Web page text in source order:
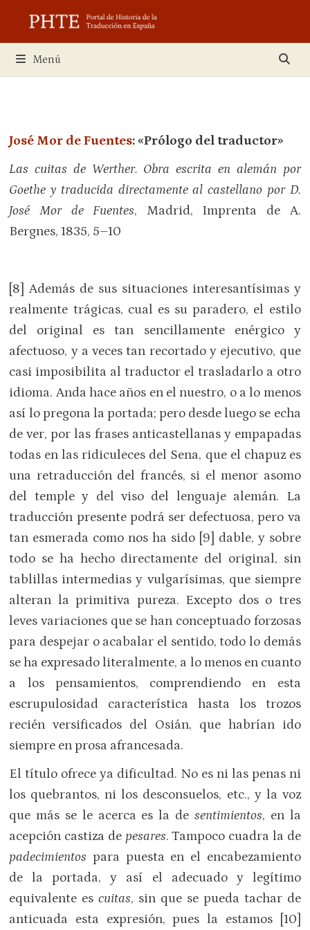
contenido
Menú
José Mor de Fuentes:«Prólogo del traductor»
Las cuitas de Werther. Obra escrita en alemán por
Goethe y traducida directamente al castellano por D.
José Mor de Fuentes, Madrid, Imprenta de A.
Bergnes, 1835, 5–10
[8] Además de sus situaciones interesantísimas y
realmente trágicas, cual es su paradero, el estilo
del original es tan sencillamente enérgico y
afectuoso, y a veces tan recortado y ejecutivo, que
casi imposibilita al traductor el trasladarlo a otro
idioma. Anda hace años en el nuestro, o a lo menos
así lo pregona la portada; pero desde luego se echa
de ver, por las frases anticastellanas y empapadas
todas en las ridiculeces del Sena, que el chapuz es
una retraducción del francés, si el menor asomo
del temple y del viso del lenguaje alemán. La
traducción presente podrá ser defectuosa, pero va
tan esmerada como nos ha sido [9] dable, y sobre
todo se ha hecho directamente del original, sin
tablillas intermedias y vulgarísimas, que siempre
alteran la primitiva pureza. Excepto dos o tres
leves variaciones que se han conceptuado forzosas
para despejar o acabalar el sentido, todo lo demás
se ha expresado literalmente, a lo menos en cuanto
a los pensamientos, comprendiendo en esta
escrupulosidad característica hasta los trozos
recién versificados del Osián, que habrían ido
siempre en prosa afrancesada.
El título ofrece ya dificultad. No es ni las penas ni
los quebrantos, ni los desconsuelos, etc., y la voz
que más se le acerca es la de sentimientos, en la
acepción castiza de pesares. Tampoco cuadra la de
padecimientos para puesta en el encabezamiento
de la portada, y así el adecuado y legítimo
equivalente escuitas, sin que se pueda tachar de
anticuada esta expresión, pues la estamos [10]